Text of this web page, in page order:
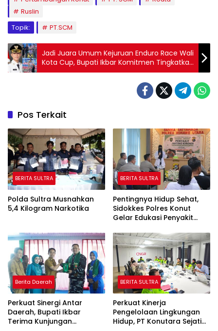
Ruslin
Topik:
PT.SCM
Jadi Juara Umum Kejuruan Enduro Race Wali
Kota Cup, Bupati Ikbar Komitmen Tingkatkan
Profesionalisme Atlet Balap Motor di Konut
Pos Terkait
BERITA SULTRA
Polda Sultra Musnahkan
5,4 Kilogram Narkotika
BERITA SULTRA
Pentingnya Hidup Sehat,
Sidokkes Polres Konut
Gelar Edukasi Penyakit
Personil
Berita Daerah
Perkuat Sinergi Antar
Daerah, Bupati Ikbar
Terima Kunjungan
BERITA SULTRA
Perkuat Kinerja
Pengelolaan Lingkungan
Hidup, PT Konutara Sejati
BERITA SULTRA BERITA SULTRA